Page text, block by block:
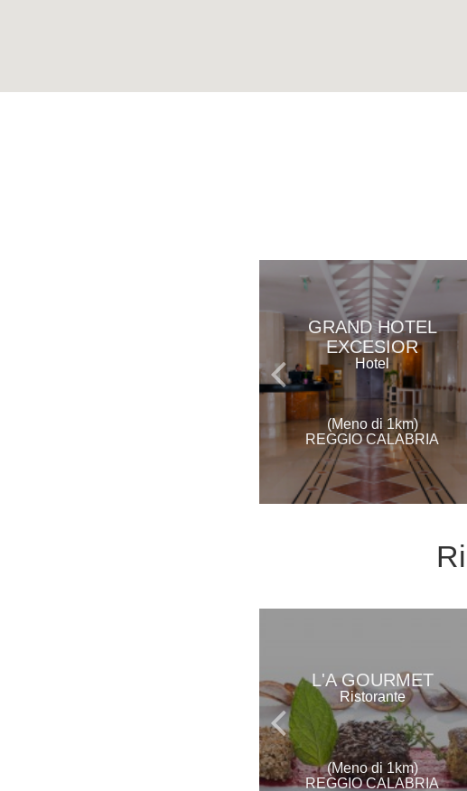
GRAND HOTEL
EXCESIOR
Hotel
(Meno di 1km)
REGGIO CALABRIA
L'A GOURMET
Ristorante
(Meno di 1km)
REGGIO CALABRIA